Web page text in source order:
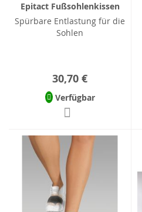
Epitact Fußsohlenkissen
Spürbare Entlastung für die
Sohlen
30,70 €
Verfügbar